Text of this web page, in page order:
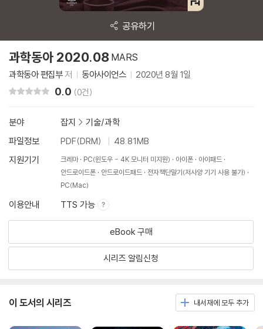
공유하기
과학동아 2020.08 MARS
과학동아 편집부저 동아사이언스 2020년 8월 1일
0.0 (0건)
분야 잡지 > 기술/과학
파일정보
PDF(DRM)
48.81MB
지원기기
크레마 PC(윈도우 - 4K 모니터 미지원) 아이폰
아이패드
안드로이드폰
안드로이드패드
전자책단말기(저사양 기기 사용 불가)
PC(Mac)
이용안내 TTS 가능
eBook 구매
시리즈 알림신청
이 도서의 시리즈 내서재에 모두 추가